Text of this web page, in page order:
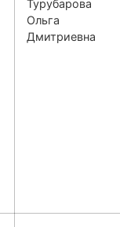
Турубарова
Ольга
Дмитриевна